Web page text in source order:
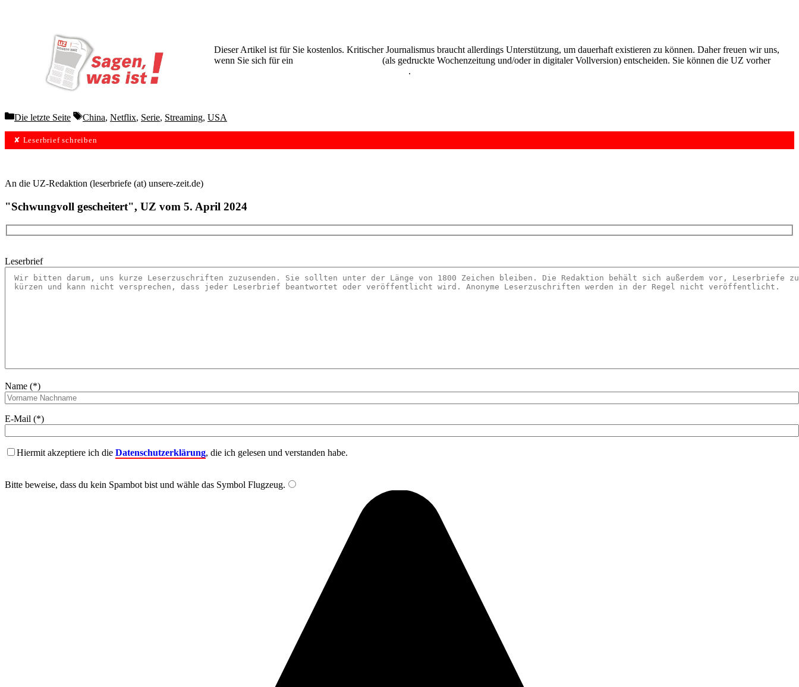
Dieser Artikel ist für Sie kostenlos. Kritischer Journalismus braucht allerdings Unterstützung, um dauerhaft existieren zu können. Daher freuen wir uns,
wenn Sie sich für ein
(als gedruckte Wochenzeitung und/oder in digitaler Vollversion) entscheiden. Sie können die UZ vorher
.
Categories
Die letzte Seite Tags
China, Netflix, Serie, Streaming, USA
✘ Leserbrief schreiben
An die UZ-Redaktion (leserbriefe (at) unsere-zeit.de)
"Schwungvoll gescheitert", UZ vom 5. April 2024
Leserbrief
Name (*)
E-Mail (*)
Hiermit akzeptiere ich die Datenschutzerklärung, die ich gelesen und verstanden habe.
Bitte beweise, dass du kein Spambot bist und wähle das Symbol Flugzeug.